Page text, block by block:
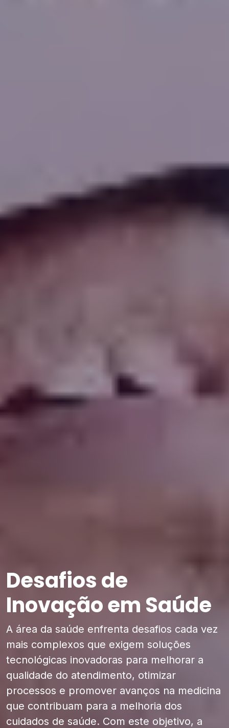
Desafios de
Inovação em Saúde
A área da saúde enfrenta desafios cada vez
mais complexos que exigem soluções
tecnológicas inovadoras para melhorar a
qualidade do atendimento, otimizar
processos e promover avanços na medicina
que contribuam para a melhoria dos
cuidados de saúde. Com este objetivo, a